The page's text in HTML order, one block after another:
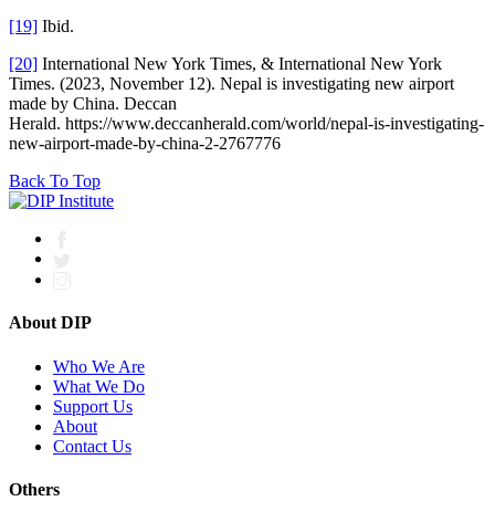
[19] Ibid.
[20] International New York Times, & International New York
Times. (2023, November 12). Nepal is investigating new airport
made by China. Deccan
Herald. https://www.deccanherald.com/world/nepal-is-investigating-
new-airport-made-by-china-2-2767776
Back To Top
About DIP
Who We Are
What We Do
Support Us
About
Contact Us
Others